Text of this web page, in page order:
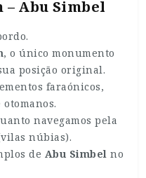
Abu Simbel
, o único monumento
posição original.
faraónicos,
navegamos pela
núbias).
de Abu Simbel no